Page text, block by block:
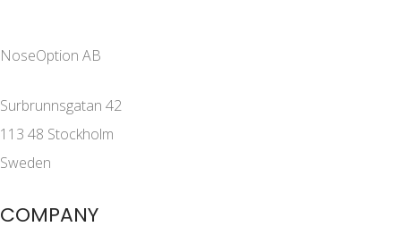
NoseOption AB
Surbrunnsgatan 42
113 48 Stockholm
Sweden
COMPANY